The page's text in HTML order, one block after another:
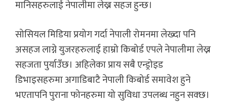
मानिसहरुलाई नेपालीमा लेख्न सहज हुन्छ।
सोसियल मिडिया प्रयोग गर्दा नेपाली रोमनमा लेख्दा पनि
असहज लाग्ने युजरहरुलाई हाम्रो किबोर्ड एपले नेपालीमा लेख्न
सहजता पुर्याउँछ। अहिलेका प्राय सबै एन्ड्रोइड
डिभाइसहरुमा अगाडिबाटै नेपाली किबोर्ड समावेश हुने
भएतापनि पुराना फोनहरुमा यो सुविधा उपलब्ध नहुन सक्छ।